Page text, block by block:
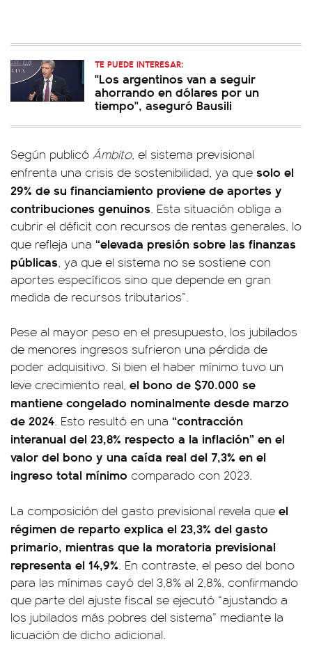
TE PUEDE INTERESAR:
"Los argentinos van a seguir
ahorrando en dólares por un
tiempo", aseguró Bausili
Según publicó Ámbito, el sistema previsional
enfrenta una crisis de sostenibilidad, ya que solo el
29% de su financiamiento proviene de aportes y
contribuciones genuinos. Esta situación obliga a
cubrir el déficit con recursos de rentas generales, lo
que refleja una “elevada presión sobre las finanzas
públicas, ya que el sistema no se sostiene con
aportes específicos sino que depende en gran
medida de recursos tributarios”.
Pese al mayor peso en el presupuesto, los jubilados
de menores ingresos sufrieron una pérdida de
poder adquisitivo. Si bien el haber mínimo tuvo un
leve crecimiento real, el bono de $70.000 se
mantiene congelado nominalmente desde marzo
de 2024. Esto resultó en una “contracción
interanual del 23,8% respecto a la inflación” en el
valor del bono y una caída real del 7,3% en el
ingreso total mínimo comparado con 2023.
La composición del gasto previsional revela que el
régimen de reparto explica el 23,3% del gasto
primario, mientras que la moratoria previsional
representa el 14,9%. En contraste, el peso del bono
para las mínimas cayó del 3,8% al 2,8%, confirmando
que parte del ajuste fiscal se ejecutó “ajustando a
los jubilados más pobres del sistema” mediante la
licuación de dicho adicional.